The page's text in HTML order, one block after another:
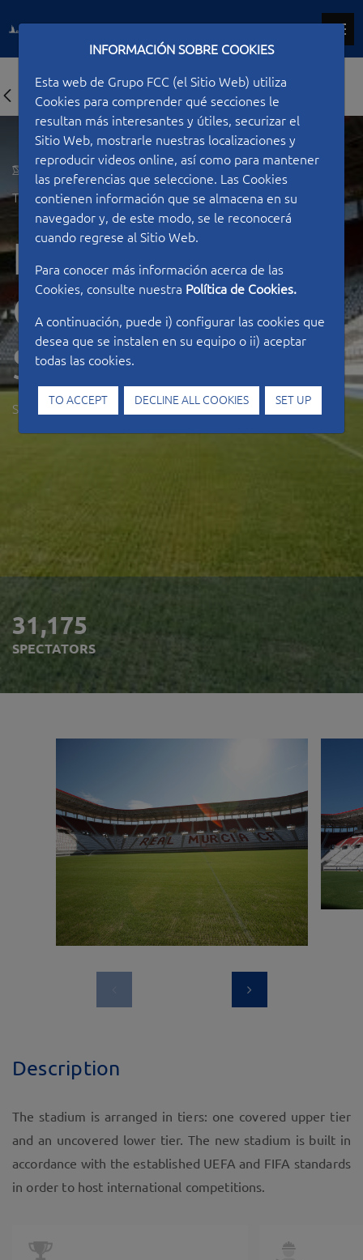
INFORMACIÓN SOBRE COOKIES
Esta web de Grupo FCC (el Sitio Web) utiliza
Cookies para comprender qué secciones le
resultan más interesantes y útiles, securizar el
Sitio Web, mostrarle nuestras localizaciones y
reproducir videos online, así como para mantener
las preferencias que seleccione. Las Cookies
contienen información que se almacena en su
navegador y, de este modo, se le reconocerá
cuando regrese al Sitio Web.
Para conocer más información acerca de las
Cookies, consulte nuestra Política de Cookies.
A continuación, puede i) configurar las cookies que
desea que se instalen en su equipo o ii) aceptar
todas las cookies.
TO ACCEPT DECLINE ALL COOKIES SET UP
Type of work Sport facilities
Nueva
Condomina
Stadium
SPAIN
31,175
SPECTATORS
Description
The stadium is arranged in tiers: one covered upper tier
and an uncovered lower tier. The new stadium is built in
accordance with the established UEFA and FIFA standards
in order to host international competitions.